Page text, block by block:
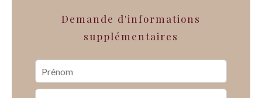
Demande d'informations
supplémentaires